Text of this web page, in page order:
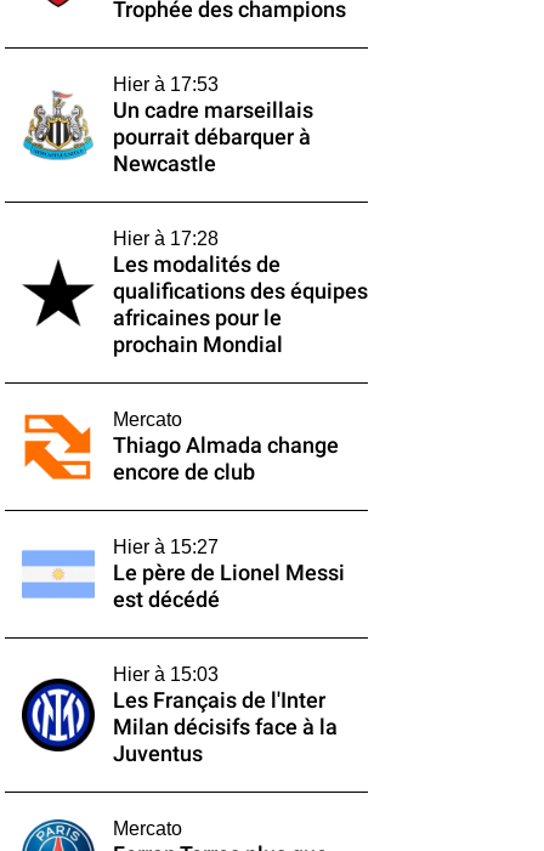
Trophée des champions
Hier à 17:53
Un cadre marseillais
pourrait débarquer à
Newcastle
Hier à 17:28
Les modalités de
qualifications des équipes
africaines pour le
prochain Mondial
Mercato
Thiago Almada change
encore de club
Hier à 15:27
Le père de Lionel Messi
est décédé
Hier à 15:03
Les Français de l'Inter
Milan décisifs face à la
Juventus
Mercato